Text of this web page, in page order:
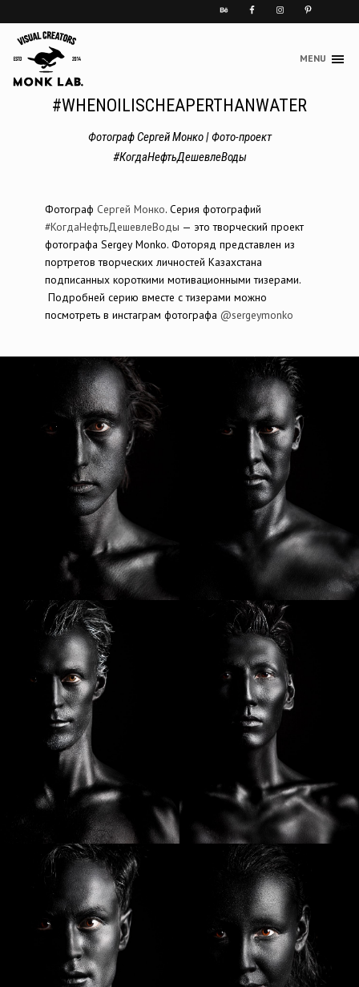
to
MENU
#WHENOILISCHEAPERTHANWATER
Фотограф Сергей Монко | Фото-проект
#КогдаНефтьДешевлеВоды
Фотограф Сергей Монко. Серия фотографий
#КогдаНефтьДешевлеВоды — это творческий проект
фотографа Sergey Monko. Фоторяд представлен из
портретов творческих личностей Казахстана
подписанных короткими мотивационными тизерами.
Подробней серию вместе с тизерами можно
посмотреть в инстаграм фотографа @sergeymonko